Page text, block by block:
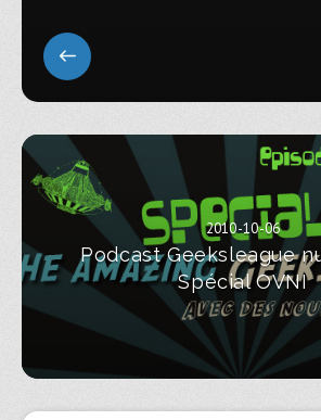
2010-10-06
Podcast Geeksleague
Spécial OVNI